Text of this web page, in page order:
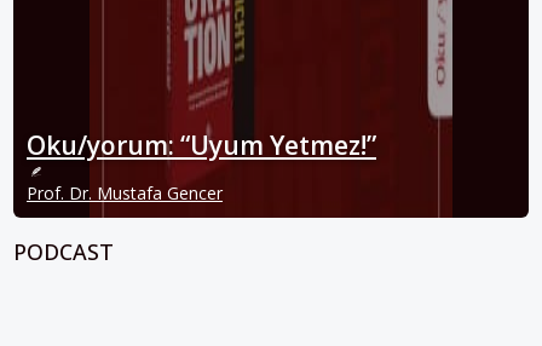
Oku/yorum: “Uyum Yetmez!”
Prof. Dr. Mustafa Gencer
PODCAST